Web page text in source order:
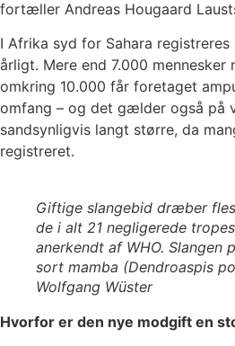
fortæller Andreas Hougaard
I Afrika syd for Sahara
årligt. Mere end 7.000 mennesker
omkring 10.000 får foretaget
omfang – og det gælder også på
sandsynligvis langt større, da
registreret.
Giftige slangebid dræber
de i alt 21 negligerede
anerkendt af WHO. Slangen
sort mamba (Dendroaspis
Wolfgang Wüster
Hvorfor er den nye modgift en